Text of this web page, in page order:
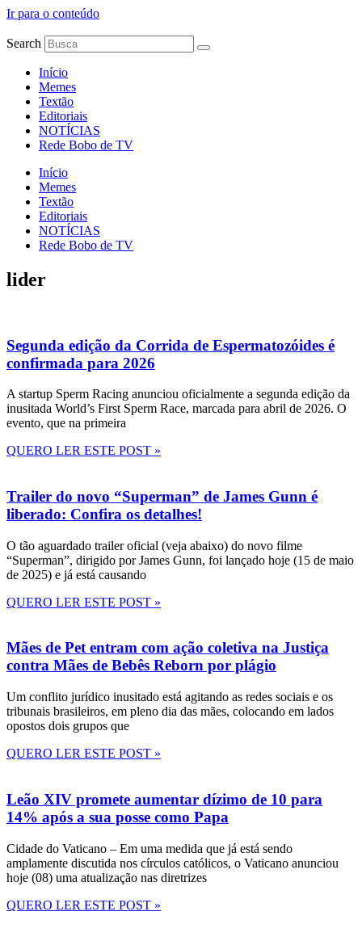
Ir para o conteúdo
Search
Início
Memes
Textão
Editoriais
NOTÍCIAS
Rede Bobo de TV
Início
Memes
Textão
Editoriais
NOTÍCIAS
Rede Bobo de TV
lider
Segunda edição da Corrida de Espermatozóides é
confirmada para 2026
A startup Sperm Racing anunciou oficialmente a segunda edição da
inusitada World’s First Sperm Race, marcada para abril de 2026. O
evento, que na primeira
QUERO LER ESTE POST »
Trailer do novo “Superman” de James Gunn é
liberado: Confira os detalhes!
O tão aguardado trailer oficial (veja abaixo) do novo filme
“Superman”, dirigido por James Gunn, foi lançado hoje (15 de maio
de 2025) e já está causando
QUERO LER ESTE POST »
Mães de Pet entram com ação coletiva na Justiça
contra Mães de Bebês Reborn por plágio
Um conflito jurídico inusitado está agitando as redes sociais e os
tribunais brasileiros, em pleno dia das mães, colocando em lados
opostos dois grupos que
QUERO LER ESTE POST »
Leão XIV promete aumentar dízimo de 10 para
14% após a sua posse como Papa
Cidade do Vaticano – Em uma medida que já está sendo
amplamente discutida nos círculos católicos, o Vaticano anunciou
hoje (08) uma atualização nas diretrizes
QUERO LER ESTE POST »